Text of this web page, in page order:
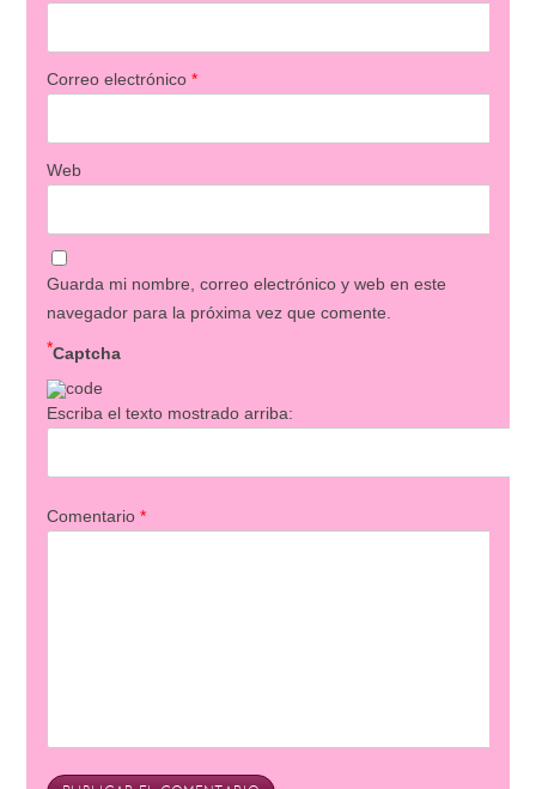
Correo electrónico *
Web
Guarda mi nombre, correo electrónico y web en este
navegador para la próxima vez que comente.
Captcha
*
Escriba el texto mostrado arriba:
Comentario *